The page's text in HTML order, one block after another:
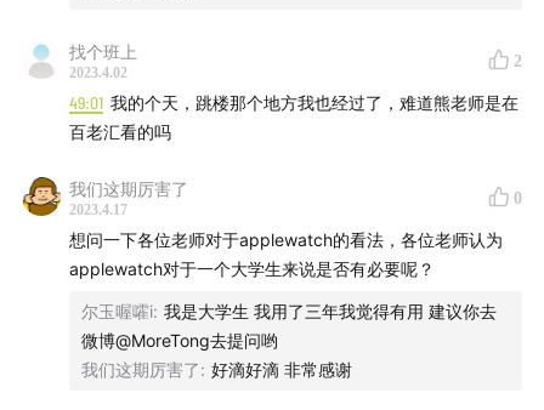
找个班上
2023.4.02
2
49:01 我的个天，跳楼那个地方我也经过了，难道熊老师是在
百老汇看的吗
我们这期厉害了
2023.4.17
0
想问一下各位老师对于applewatch的看法，各位老师认为
applewatch对于一个大学生来说是否有必要呢？
尔玉喔嚯i: 我是大学生 我用了三年我觉得有用 建议你去
微博@MoreTong去提问哟
我们这期厉害了: 好滴好滴 非常感谢